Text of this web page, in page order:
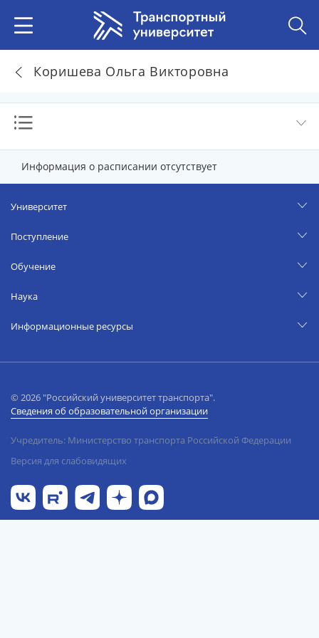
Коришева Ольга Викторовна
Информация о расписании отсутствует
Университет
Поступление
Обучение
Наука
Информационные ресурсы
© 2026 "Российский университет транспорта".
Сведения об образовательной организации
Учредитель: Министерство транспорта Российской Федерации
Версия для слабовидящих